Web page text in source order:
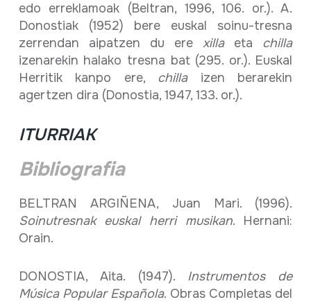
edo erreklamoak (Beltran, 1996, 106. or.). A.
Donostiak (1952) bere euskal soinu-tresna
zerrendan aipatzen du erexillaeta chilla
izenarekin halako tresna bat (295. or.). Euskal
Herritik kanpo ere, chillaizen berarekin
agertzen dira (Donostia, 1947, 133. or.).
ITURRIAK
Bibliografia
BELTRAN ARGIÑENA, Juan Mari. (1996).
Soinutresnak euskal herri musikan. Hernani:
Orain.
DONOSTIA, Aita. (1947). Instrumentos de
Música Popular Española. Obras Completas del